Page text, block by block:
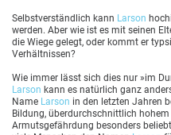
Selbstverständlich kann Larson
werden. Aber wie ist es mit seinen
die Wiege gelegt, oder kommt er
Verhältnissen?
Wie immer lässt sich dies nur »im
Larson kann es natürlich ganz
Name Larson in den letzten Jahren
Bildung, überdurchschnittlich
Armutsgefährdung besonders